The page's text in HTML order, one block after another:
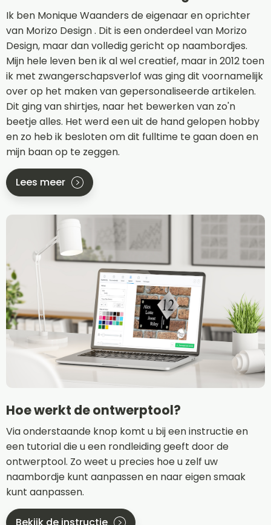
Ik ben Monique Waanders de eigenaar en oprichter
van Morizo Design . Dit is een onderdeel van Morizo
Design, maar dan volledig gericht op naambordjes.
Mijn hele leven ben ik al wel creatief, maar in 2012 toen
ik met zwangerschapsverlof was ging dit voornamelijk
over op het maken van gepersonaliseerde artikelen.
Dit ging van shirtjes, naar het bewerken van zo'n
beetje alles. Het werd een uit de hand gelopen hobby
en zo heb ik besloten om dit fulltime te gaan doen en
mijn baan op te zeggen.
Lees meer
Hoe werkt de ontwerptool?
Via onderstaande knop komt u bij een instructie en
een tutorial die u een rondleiding geeft door de
ontwerptool. Zo weet u precies hoe u zelf uw
naambordje kunt aanpassen en naar eigen smaak
kunt aanpassen.
Bekijk de instructie